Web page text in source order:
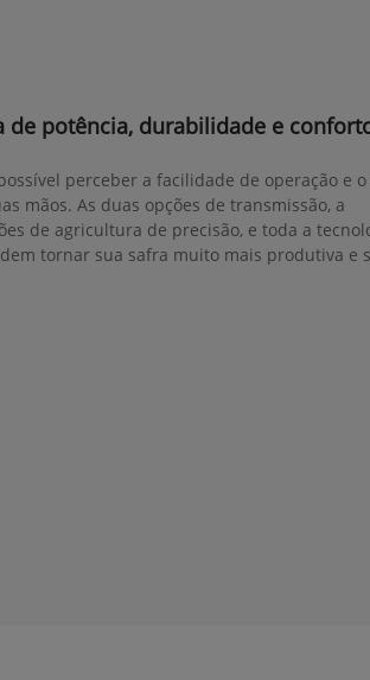
de potência, durabilidade e
perceber a facilidade de operação e o
mãos. As duas opções de transmissão, a
de agricultura de precisão, e toda a
tornar sua safra muito mais produtiva e